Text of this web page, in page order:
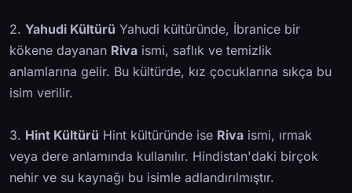
2. Yahudi Kültürü Yahudi kültüründe, İbranice bir
kökene dayanan Riva ismi, saflık ve temizlik
anlamlarına gelir. Bu kültürde, kız çocuklarına sıkça bu
isim verilir.
3. Hint Kültürü Hint kültüründe ise Riva ismi, ırmak
veya dere anlamında kullanılır. Hindistan'daki birçok
nehir ve su kaynağı bu isimle adlandırılmıştır.